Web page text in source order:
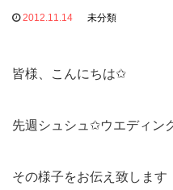
2012.11.14 未分類
皆様、こんにちは✩
先週シュシュ✩ウエディン
その様子をお伝え致します